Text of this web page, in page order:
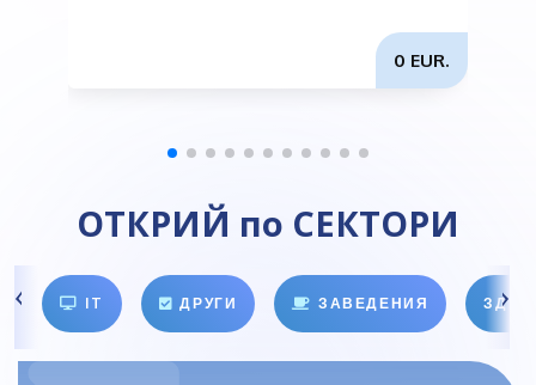
0 EUR.
ОТКРИЙ по СЕКТОРИ
IT ДРУГИ ЗАВЕДЕНИЯ